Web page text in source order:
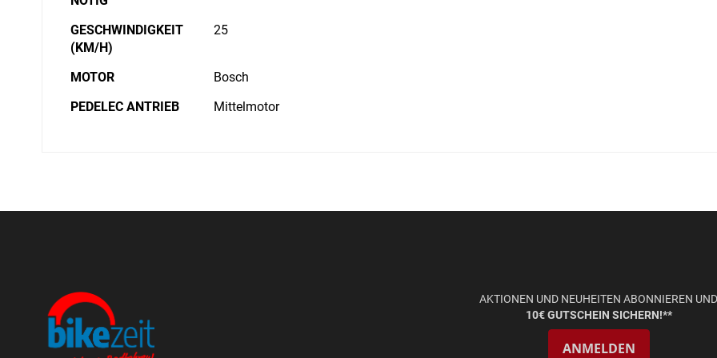
GESCHWINDIGKEIT
(KM/H)
25
MOTOR
Bosch
PEDELEC ANTRIEB
Mittelmotor
AKTIONEN UND NEUHEITEN ABONNIEREN UND
10€ GUTSCHEIN SICHERN!**
ANMELDEN